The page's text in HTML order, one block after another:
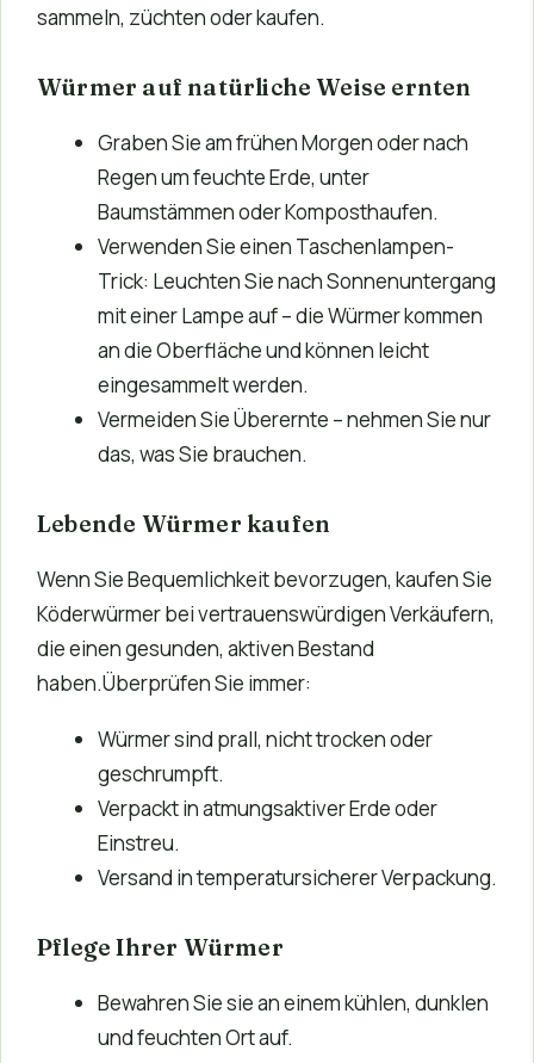
sammeln, züchten oder kaufen.
Würmer auf natürliche Weise ernten
Graben Sie am frühen Morgen oder nach
Regen um feuchte Erde, unter
Baumstämmen oder Komposthaufen.
Verwenden Sie einen Taschenlampen-
Trick: Leuchten Sie nach Sonnenuntergang
mit einer Lampe auf – die Würmer kommen
an die Oberfläche und können leicht
eingesammelt werden.
Vermeiden Sie Überernte – nehmen Sie nur
das, was Sie brauchen.
Lebende Würmer kaufen
Wenn Sie Bequemlichkeit bevorzugen, kaufen Sie
Köderwürmer bei vertrauenswürdigen Verkäufern,
die einen gesunden, aktiven Bestand
haben.Überprüfen Sie immer:
Würmer sind prall, nicht trocken oder
geschrumpft.
Verpackt in atmungsaktiver Erde oder
Einstreu.
Versand in temperatursicherer Verpackung.
Pflege Ihrer Würmer
Bewahren Sie sie an einem kühlen, dunklen
und feuchten Ort auf.